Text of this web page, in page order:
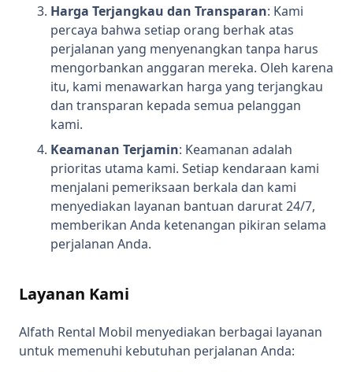
Harga Terjangkau dan Transparan: Kami
percaya bahwa setiap orang berhak atas
perjalanan yang menyenangkan tanpa harus
mengorbankan anggaran mereka. Oleh karena
itu, kami menawarkan harga yang terjangkau
dan transparan kepada semua pelanggan
kami.
Keamanan Terjamin: Keamanan adalah
prioritas utama kami. Setiap kendaraan kami
menjalani pemeriksaan berkala dan kami
menyediakan layanan bantuan darurat 24/7,
memberikan Anda ketenangan pikiran selama
perjalanan Anda.
Layanan Kami
Alfath Rental Mobil menyediakan berbagai layanan
untuk memenuhi kebutuhan perjalanan Anda: